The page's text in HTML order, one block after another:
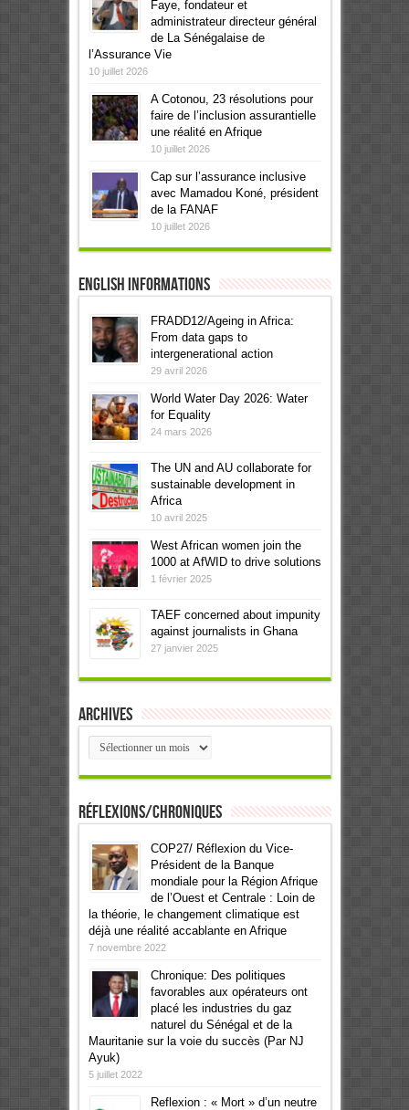
Faye, fondateur et
administrateur directeur général
de La Sénégalaise de
l’Assurance Vie
10 juillet 2026
A Cotonou, 23 résolutions pour
faire de l’inclusion assurantielle
une réalité en Afrique
10 juillet 2026
Cap sur l’assurance inclusive
avec Mamadou Koné, président
de la FANAF
10 juillet 2026
English informations
FRADD12/Ageing in Africa:
From data gaps to
intergenerational action
29 avril 2026
World Water Day 2026: Water
for Equality
24 mars 2026
The UN and AU collaborate for
sustainable development in
Africa
10 avril 2025
West African women join the
1000 at AfWID to drive solutions
1 février 2025
TAEF concerned about impunity
against journalists in Ghana
27 janvier 2025
Archives
Archives
Réflexions/Chroniques
COP27/ Réflexion du Vice-
Président de la Banque
mondiale pour la Région Afrique
de l’Ouest et Centrale : Loin de
la théorie, le changement climatique est
déjà une réalité accablante en Afrique
7 novembre 2022
Chronique: Des politiques
favorables aux opérateurs ont
placé les industries du gaz
naturel du Sénégal et de la
Mauritanie sur la voie du succès (Par NJ
Ayuk)
5 juillet 2022
Reflexion : « Mort » d’un neutre